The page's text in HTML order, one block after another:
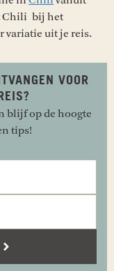
Chili bij het
variatie uit je reis.
VOOR
blijf op de hoogte
tips!